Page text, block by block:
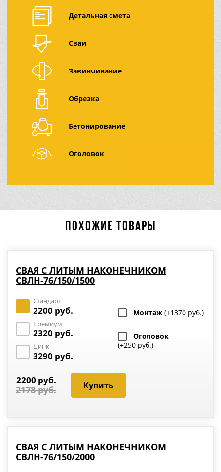
Детальная смета
Сваи
Завинчивание
Обрезка
Бетонирование
Оголовок
ПОХОЖИЕ ТОВАРЫ
СВАЯ С ЛИТЫМ НАКОНЕЧНИКОМ
СВЛН-76/150/1500
Стандарт
2200 руб.
Премиум
2320 руб.
Цинк
3290 руб.
Монтаж (+1370 руб.)
Оголовок
(+250 руб.)
2200 руб.
2178 руб.
СВАЯ С ЛИТЫМ НАКОНЕЧНИКОМ
СВЛН-76/150/2000